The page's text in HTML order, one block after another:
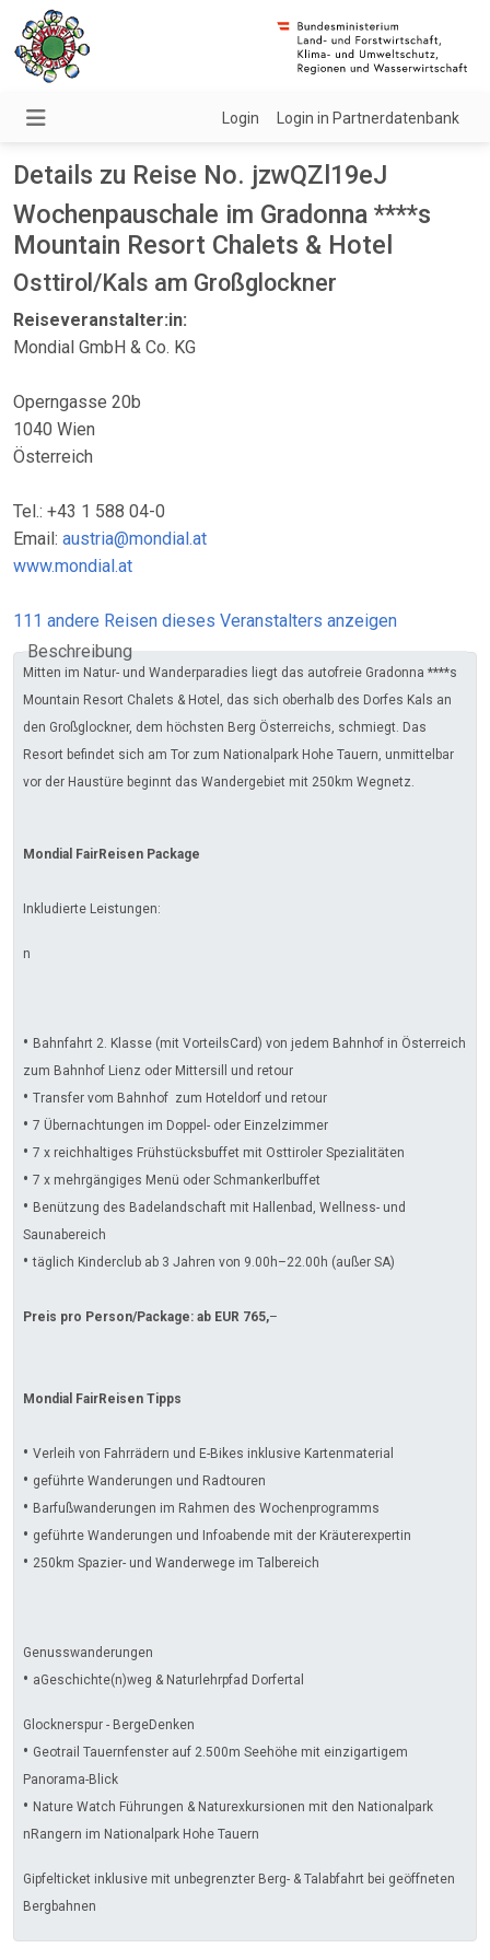
Login Login in Partnerdatenbank
Details zu Reise No. jzwQZl19eJ
Wochenpauschale im Gradonna ****s
Mountain Resort Chalets & Hotel
Osttirol/Kals am Großglockner
Reiseveranstalter:in:
Mondial GmbH & Co. KG
Operngasse 20b
1040 Wien
Österreich
Tel.: +43 1 588 04-0
Email: austria@mondial.at
www.mondial.at
111 andere Reisen dieses Veranstalters anzeigen
Beschreibung
Mitten im Natur- und Wanderparadies liegt das autofreie Gradonna ****s
Mountain Resort Chalets & Hotel, das sich oberhalb des Dorfes Kals an
den Großglockner, dem höchsten Berg Österreichs, schmiegt. Das
Resort befindet sich am Tor zum Nationalpark Hohe Tauern, unmittelbar
vor der Haustüre beginnt das Wandergebiet mit 250km Wegnetz.
Mondial FairReisen Package
Inkludierte Leistungen:
n
• Bahnfahrt 2. Klasse (mit VorteilsCard) von jedem Bahnhof in Österreich
zum Bahnhof Lienz oder Mittersill und retour
• Transfer vom Bahnhof zum Hoteldorf und retour
• 7 Übernachtungen im Doppel- oder Einzelzimmer
• 7 x reichhaltiges Frühstücksbuffet mit Osttiroler Spezialitäten
• 7 x mehrgängiges Menü oder Schmankerlbuffet
• Benützung des Badelandschaft mit Hallenbad, Wellness- und
Saunabereich
•täglich Kinderclub ab 3 Jahren von 9.00h–22.00h (außer SA)
Preis pro Person/Package: ab EUR 765,–
Mondial FairReisen Tipps
• Verleih von Fahrrädern und E-Bikes inklusive Kartenmaterial
• geführte Wanderungen und Radtouren
• Barfußwanderungen im Rahmen des Wochenprogramms
• geführte Wanderungen und Infoabende mit der Kräuterexpertin
• 250km Spazier- und Wanderwege im Talbereich
Genusswanderungen
• aGeschichte(n)weg & Naturlehrpfad Dorfertal
Glocknerspur - BergeDenken
• Geotrail Tauernfenster auf 2.500m Seehöhe mit einzigartigem
Panorama-Blick
• Nature Watch Führungen & Naturexkursionen mit den Nationalpark
nRangern im Nationalpark Hohe Tauern
Gipfelticket inklusive mit unbegrenzter Berg- & Talabfahrt bei geöffneten
Bergbahnen